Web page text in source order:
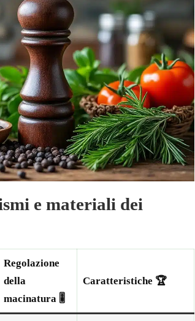
e materiali dei
Regolazione
della
macinatura 🎚️
Caratteristiche 🏆